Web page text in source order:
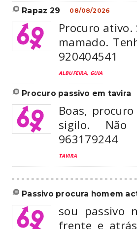
rapaz 29 08/08/2026
Procuro
mamado.
920404541
ALBUFEIRA, GUIA
procuro passivo em tavira
Boas,
sigilo. Não
963179244
TAVIRA
passivo procura homem
sou passivo
frente e